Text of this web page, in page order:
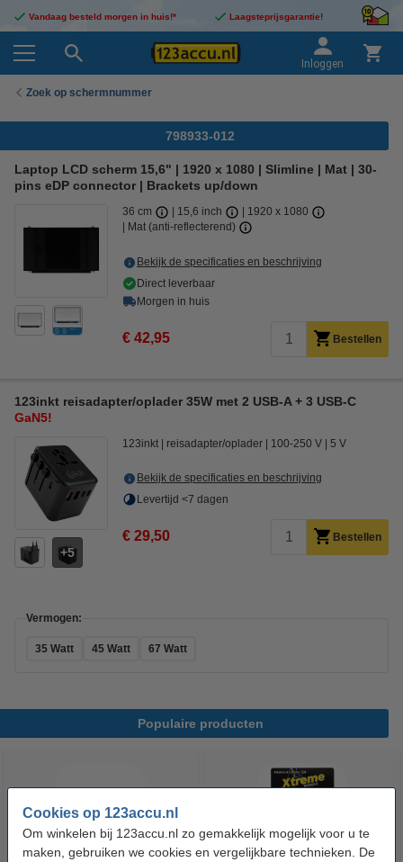
Cookies op 123accu.nl
Om winkelen bij 123accu.nl zo gemakkelijk mogelijk voor u te
maken, gebruiken we cookies en vergelijkbare technieken. De
Vandaag besteld morgen in huis!* Laagsteprijsgarantie!
Inloggen
Zoek op schermnummer
798933-012
Laptop LCD scherm 15,6" | 1920 x 1080 | Slimline | Mat | 30-
pins eDP connector | Brackets up/down
36 cm 15,6 inch
1920 x 1080
Mat (anti-reflecterend)
Bekijk de specificaties en beschrijving
Direct leverbaar
Morgen in huis
€ 42,95 Bestellen
123inkt reisadapter/oplader 35W met 2 USB-A + 3 USB-C
GaN5!
5
123inkt reisadapter/oplader 100-250 V 5 V
Bekijk de specificaties en beschrijving
Levertijd <7 dagen
€ 29,50 Bestellen
Vermogen:
35 Watt 45 Watt 67 Watt
Populaire producten